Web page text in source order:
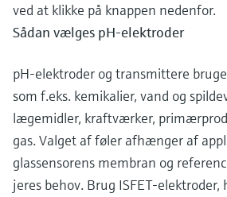
ved at klikke på knappen nedenfor.
Sådan vælges pH-elektroder
pH-elektroder og transmittere
som f.eks. kemikalier, vand og
lægemidler, kraftværker,
gas. Valget af føler afhænger af
glassensorens membran og
jeres behov. Brug ISFET-elektroder,